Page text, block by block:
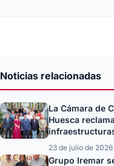
Noticias relacionadas
La Cámara de
Huesca
23 de julio de 2026
Grupo Iremar